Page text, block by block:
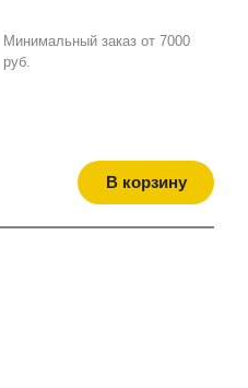
Минимальный заказ от 7000
руб.
В корзину